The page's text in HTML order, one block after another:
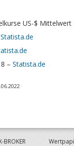
US-$ Mittelwert
Statista.de
– Statista.de
BROKER